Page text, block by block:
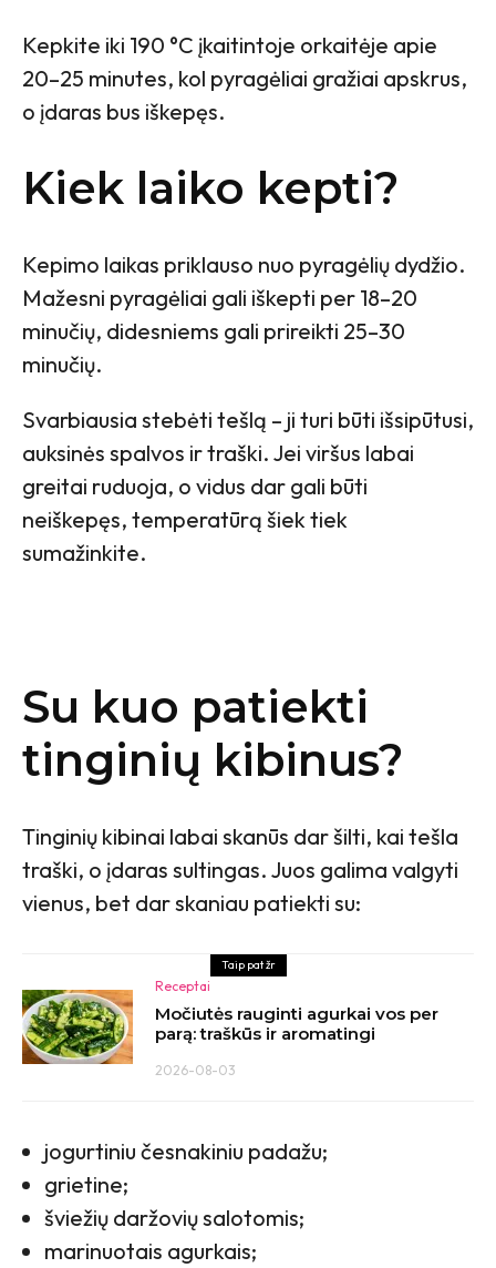
Kepkite iki 190 °C įkaitintoje orkaitėje apie
20–25 minutes, kol pyragėliai gražiai apskrus,
o įdaras bus iškepęs.
Kiek laiko kepti?
Kepimo laikas priklauso nuo pyragėlių dydžio.
Mažesni pyragėliai gali iškepti per 18–20
minučių, didesniems gali prireikti 25–30
minučių.
Svarbiausia stebėti tešlą – ji turi būti išsipūtusi,
auksinės spalvos ir traški. Jei viršus labai
greitai ruduoja, o vidus dar gali būti
neiškepęs, temperatūrą šiek tiek
sumažinkite.
Su kuo patiekti
tinginių kibinus?
Tinginių kibinai labai skanūs dar šilti, kai tešla
traški, o įdaras sultingas. Juos galima valgyti
vienus, bet dar skaniau patiekti su:
Taip pat žr
Receptai
Močiutės rauginti agurkai vos per
parą: traškūs ir aromatingi
2026-08-03
jogurtiniu česnakiniu padažu;
grietine;
šviežių daržovių salotomis;
marinuotais agurkais;